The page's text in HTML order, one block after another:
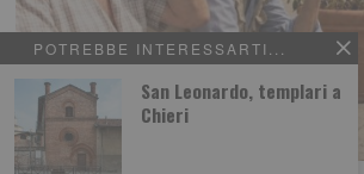
POTREBBE INTERESSARTI...
San Leonardo, templari a
Chieri